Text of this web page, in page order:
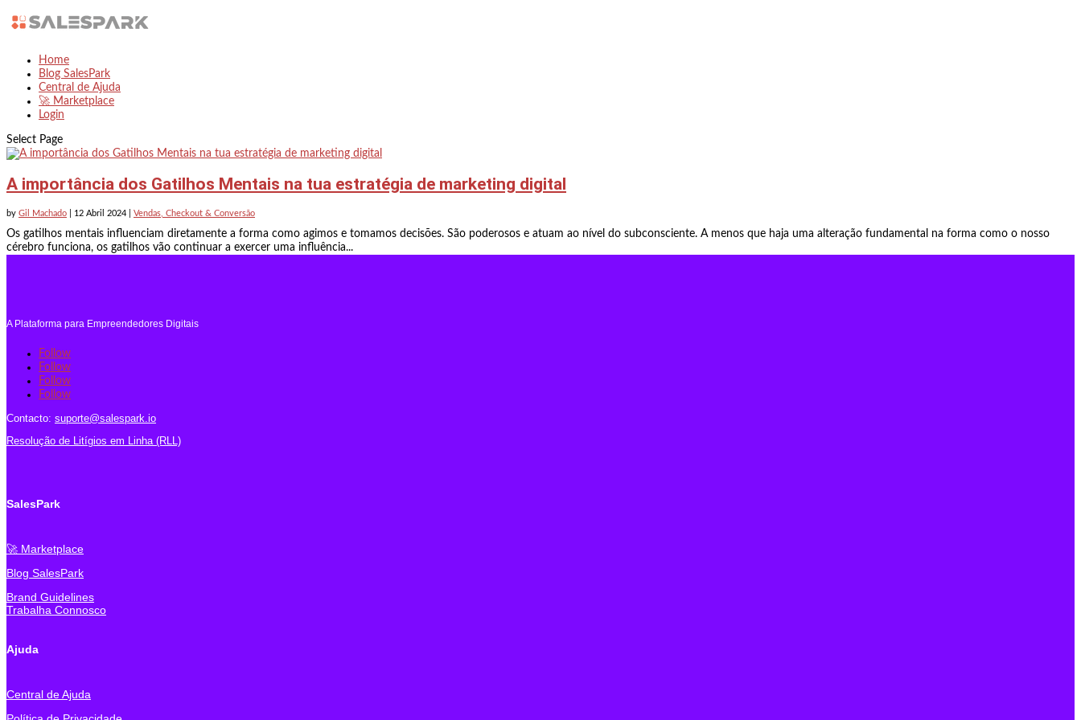
Home
Blog SalesPark
Central de Ajuda
🚀 Marketplace
Login
Select Page
A importância dos Gatilhos Mentais na tua estratégia de marketing digital
by Gil Machado 12 Abril 2024 Vendas, Checkout & Conversão
Os gatilhos mentais influenciam diretamente a forma como agimos e tomamos decisões. São poderosos e atuam ao nível do subconsciente. A menos que haja uma alteração fundamental na forma como o nosso
cérebro funciona, os gatilhos vão continuar a exercer uma influência...
A Plataforma para Empreendedores Digitais
Follow
Follow
Follow
Follow
Contacto: suporte@salespark.io
Resolução de Litígios em Linha (RLL)
SalesPark
🚀 Marketplace
Blog SalesPark
Brand Guidelines
Trabalha Connosco
Ajuda
Central de Ajuda